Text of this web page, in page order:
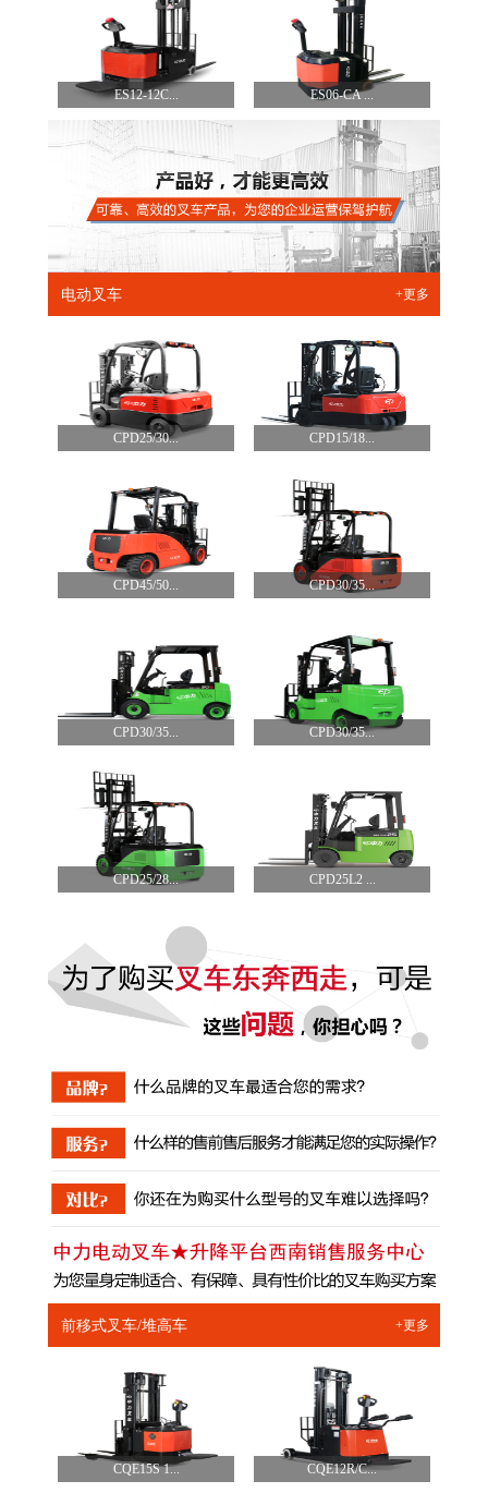
ES12-12C... ES06-CA ...
电动叉车 +更多
CPD25/30... CPD15/18...
CPD45/50... CPD30/35...
CPD30/35... CPD30/35...
CPD25/28... CPD25L2 ...
前移式叉车/堆高车 +更多
CQE15S 1... CQE12R/C...